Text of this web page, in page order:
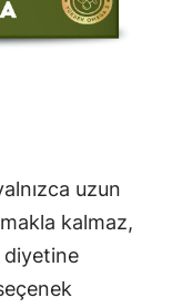
uzun
kalmaz,
diyetine